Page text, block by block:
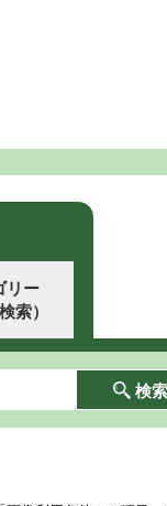
リー
索）
検